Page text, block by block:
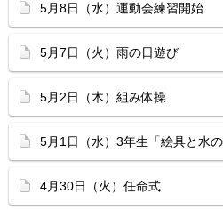
5月8日（水）運動会練習開始
5月7日（火）雨の日遊び
5月2日（木）組み体操
5月1日（水）3年生「絵具と水の
4月30日（火）任命式